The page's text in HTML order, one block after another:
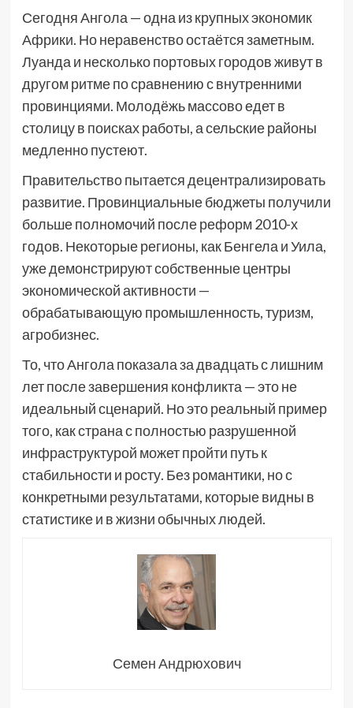
Сегодня Ангола — одна из крупных экономик
Африки. Но неравенство остаётся заметным.
Луанда и несколько портовых городов живут в
другом ритме по сравнению с внутренними
провинциями. Молодёжь массово едет в
столицу в поисках работы, а сельские районы
медленно пустеют.
Правительство пытается децентрализировать
развитие. Провинциальные бюджеты получили
больше полномочий после реформ 2010-х
годов. Некоторые регионы, как Бенгела и Уила,
уже демонстрируют собственные центры
экономической активности —
обрабатывающую промышленность, туризм,
агробизнес.
То, что Ангола показала за двадцать с лишним
лет после завершения конфликта — это не
идеальный сценарий. Но это реальный пример
того, как страна с полностью разрушенной
инфраструктурой может пройти путь к
стабильности и росту. Без романтики, но с
конкретными результатами, которые видны в
статистике и в жизни обычных людей.
Семен Андрюхович